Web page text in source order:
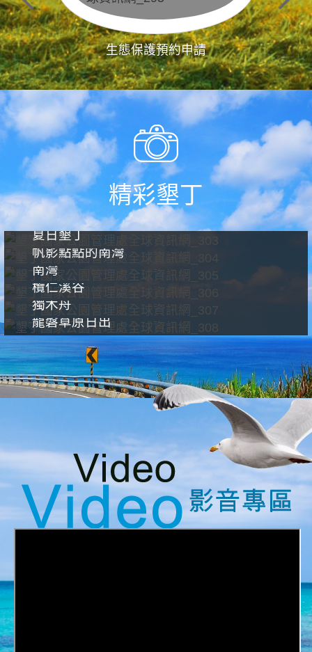
生態保護預約申請
精彩墾丁
夏日墾丁
帆影點點的南灣
南灣
欖仁溪谷
獨木舟
龍磐草原日出